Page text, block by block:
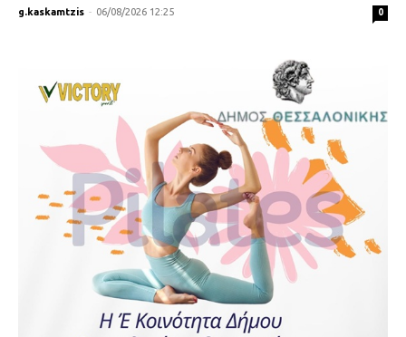
g.kaskamtzis - 06/08/2026 12:25 0